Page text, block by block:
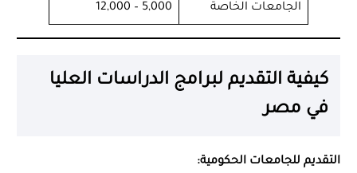
الجامعات الخاصة 5,000 – 12,000
كيفية التقديم لبرامج الدراسات العليا
في مصر
التقديم للجامعات الحكومية: